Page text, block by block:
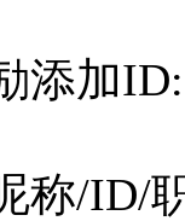
添加
称/ID/